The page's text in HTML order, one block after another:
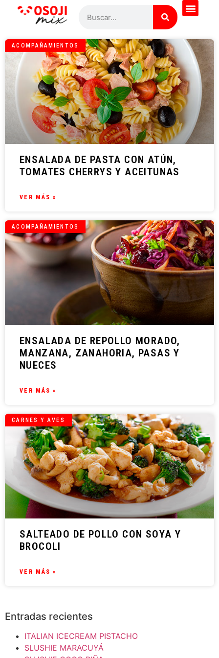
ACOMPAÑAMIENTOS
ENSALADA DE PASTA CON ATÚN,
TOMATES CHERRYS Y ACEITUNAS
VER MÁS »
ACOMPAÑAMIENTOS
ENSALADA DE REPOLLO MORADO,
MANZANA, ZANAHORIA, PASAS Y
NUECES
VER MÁS »
CARNES Y AVES
SALTEADO DE POLLO CON SOYA Y
BROCOLI
VER MÁS »
Entradas recientes
ITALIAN ICECREAM PISTACHO
SLUSHIE MARACUYÁ